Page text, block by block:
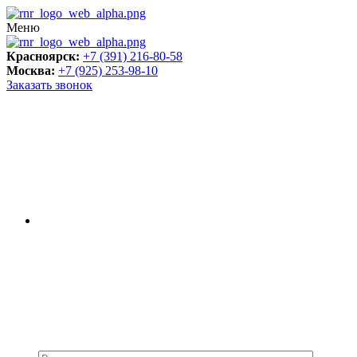
Меню
Красноярск: +7 (391) 216-80-58
Москва: +7 (925) 253-98-10
Заказать звонок